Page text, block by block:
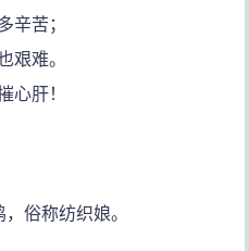
辛苦；
艰难。
心肝！
俗称纺织娘。